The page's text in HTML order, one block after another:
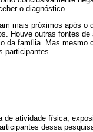
o diagnóstico.
mais próximos após o
Houve outras fontes de
da família. Mas mesmo
participantes.
atividade física,
dessa